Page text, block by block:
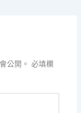
公開。 必填欄